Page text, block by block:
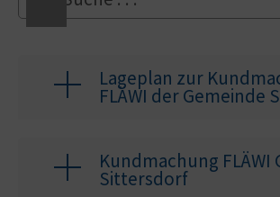
Lageplan zur
FLÄWI der Gemeinde
Kundmachung FLÄWI
Sittersdorf